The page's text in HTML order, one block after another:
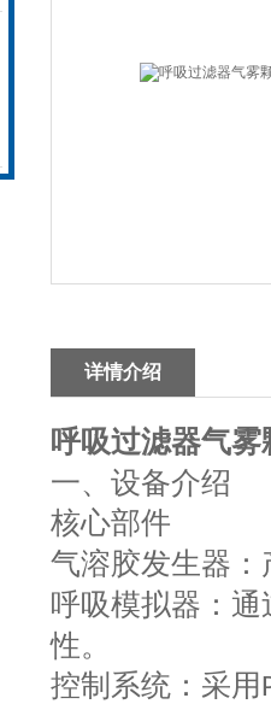
详情介绍
呼吸过滤器气
一、设备介绍
核心部件
气溶胶发生器
呼吸模拟器 ：
性。
控制系统 ：采用